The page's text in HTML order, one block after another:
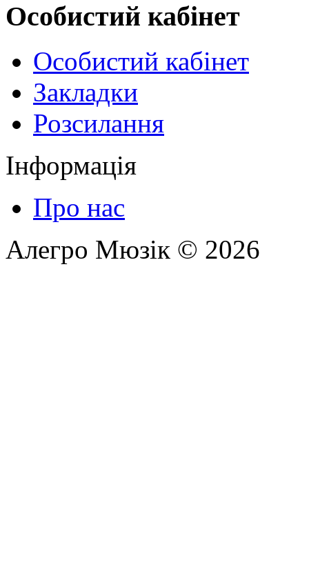
Особистий кабінет
Особистий кабінет
Закладки
Розсилання
Інформація
Про нас
Алегро Мюзік © 2026